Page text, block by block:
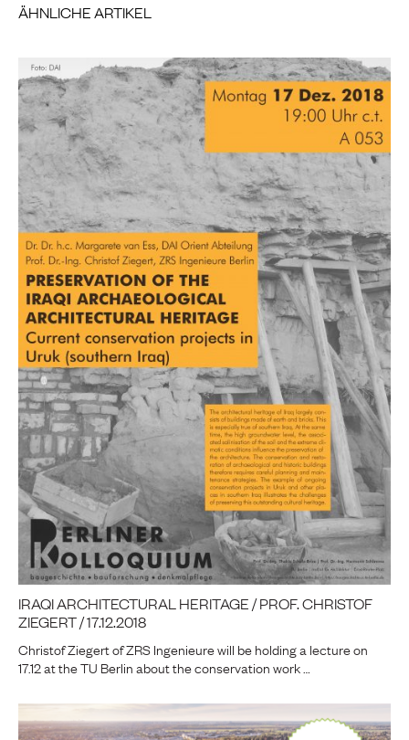
ÄHNLICHE ARTIKEL
IRAQI ARCHITECTURAL HERITAGE / PROF. CHRISTOF
ZIEGERT / 17.12.2018
Christof Ziegert of ZRS Ingenieure will be holding a lecture on
17.12 at the TU Berlin about the conservation work …